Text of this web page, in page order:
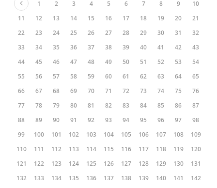
1 2 3 4 5 6 7 8 9
10
11
12 13 14 15 16 17 18 19 20
21
22
23 24 25 26 27 28 29 30 31
32
33
34 35 36 37 38 39 40 41 42
43
44
45 46 47 48 49 50 51 52 53
54
55
56 57 58 59 60 61 62 63 64
65
66
67 68 69 70 71 72 73 74 75
76
77
78 79 80 81 82 83 84 85 86
87
88
89 90 91 92 93 94 95 96 97
98
99
100 101 102 103 104 105 106 107 108
109
110
111 112 113 114 115 116 117 118 119
120
121
122 123 124 125 126 127 128 129 130
131
132
133 134 135 136 137 138 139 140 141
142